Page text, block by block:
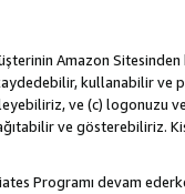
Amazon
kullanabilir ve
ve (c) logonuzu ve
ve gösterebiliriz.
Programı devam